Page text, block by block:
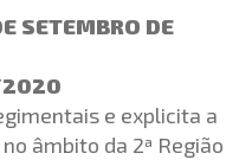
SETEMBRO DE
2020
e explicita a
âmbito da 2ª Região